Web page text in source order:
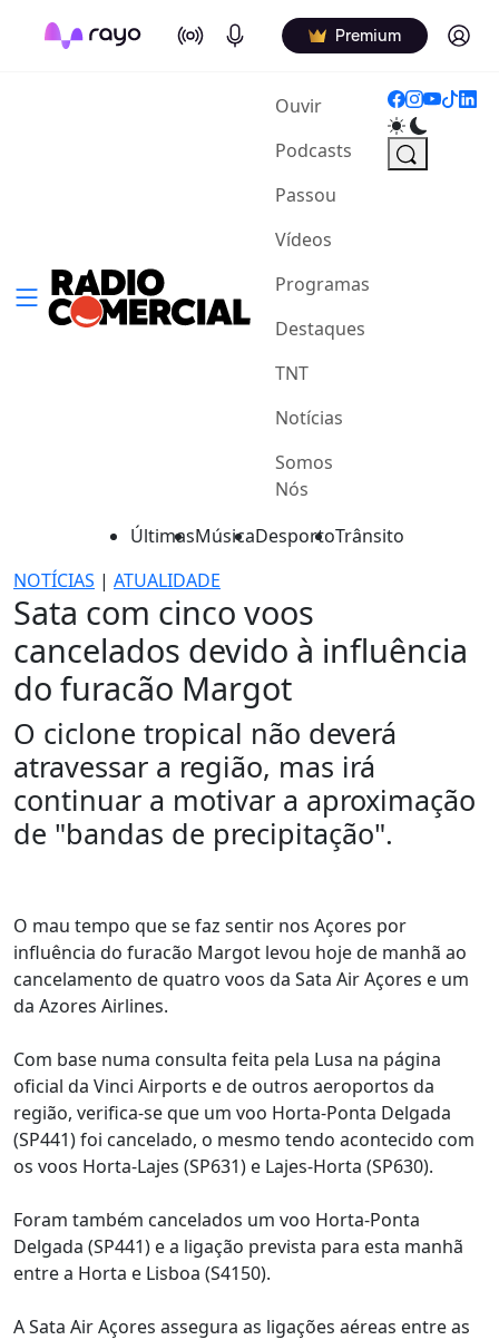
On Air Podcasts Premium Log in
Ouvir(current)
Podcasts
Passou
Vídeos
Programas
Destaques
TNT
Notícias
Somos
Nós
ÚltimasMúsicaDesportoTrânsito
NOTÍCIAS | ATUALIDADE
Sata com cinco voos
cancelados devido à influência
do furacão Margot
O ciclone tropical não deverá
atravessar a região, mas irá
continuar a motivar a aproximação
de "bandas de precipitação".
O mau tempo que se faz sentir nos Açores por
influência do furacão Margot levou hoje de manhã ao
cancelamento de quatro voos da Sata Air Açores e um
da Azores Airlines.
Com base numa consulta feita pela Lusa na página
oficial da Vinci Airports e de outros aeroportos da
região, verifica-se que um voo Horta-Ponta Delgada
(SP441) foi cancelado, o mesmo tendo acontecido com
os voos Horta-Lajes (SP631) e Lajes-Horta (SP630).
Foram também cancelados um voo Horta-Ponta
Delgada (SP441) e a ligação prevista para esta manhã
entre a Horta e Lisboa (S4150).
A Sata Air Açores assegura as ligações aéreas entre as